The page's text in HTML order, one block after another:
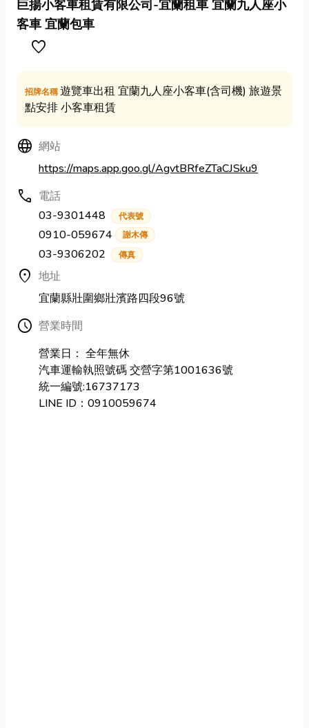
巨揚小客車租賃有限公司-宜蘭租車 宜蘭九人座小
客車 宜蘭包車
favorite
招牌名稱遊覽車出租 宜蘭九人座小客車(含司機) 旅遊景
點安排 小客車租賃
Language 網站
https://maps.app.goo.gl/AgvtBRfeZTaCJSku9
call 電話
03-9301448
代表號
0910-059674 謝木傳
03-9306202 傳真
location_on 地址
宜蘭縣壯圍鄉壯濱路四段96號
Schedule 營業時間
營業日： 全年無休
汽車運輸執照號碼 交營字第1001636號
統一編號:16737173
LINE ID：0910059674